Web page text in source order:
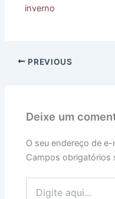
inverno
PREVIOUS
Deixe um
O seu endereço de
Campos obrigatórios
aqui...